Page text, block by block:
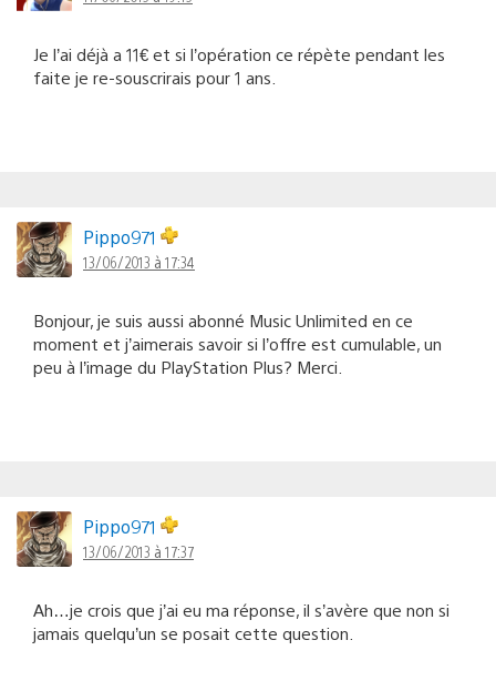
Je l’ai déjà a 11€ et si l’opération ce répète pendant les
faite je re-souscrirais pour 1 ans.
Pippo971
13/06/2013 à 17:34
Bonjour, je suis aussi abonné Music Unlimited en ce
moment et j’aimerais savoir si l’offre est cumulable, un
peu à l’image du PlayStation Plus? Merci.
Pippo971
13/06/2013 à 17:37
Ah…je crois que j’ai eu ma réponse, il s’avère que non si
jamais quelqu’un se posait cette question.